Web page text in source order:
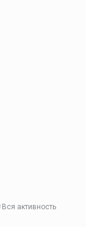
Вся активность